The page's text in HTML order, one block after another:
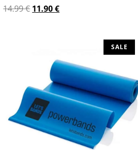
14.99€ 11.90€
SALE